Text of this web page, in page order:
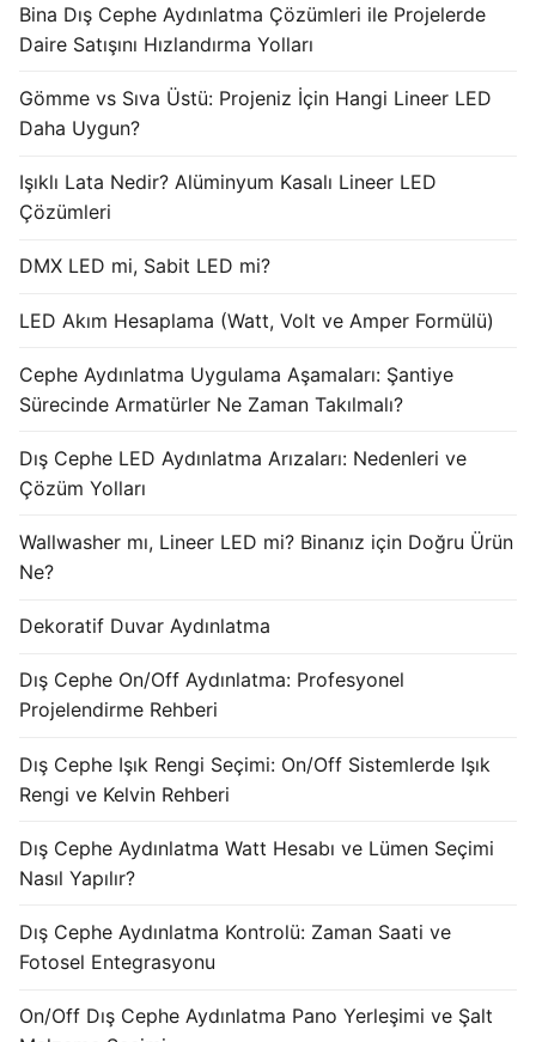
DMX Kontrol Sistemleri
LED Güç Kaynakları
Dış Mekan LED Driver
Cephe Animasyon DOTLED Serisi
Cephe Animasyon WallWasher Serisi
İLETİŞİM & SİPARİŞ
Turkish
Russian
French
Bina Dış Cephe Aydınlatma Çözümleri ile Projelerde
Daire Satışını Hızlandırma Yolları
Gömme vs Sıva Üstü: Projeniz İçin Hangi Lineer LED
Daha Uygun?
Işıklı Lata Nedir? Alüminyum Kasalı Lineer LED
Çözümleri
DMX LED mi, Sabit LED mi?
LED Akım Hesaplama (Watt, Volt ve Amper Formülü)
Cephe Aydınlatma Uygulama Aşamaları: Şantiye
Sürecinde Armatürler Ne Zaman Takılmalı?
Dış Cephe LED Aydınlatma Arızaları: Nedenleri ve
Çözüm Yolları
Wallwasher mı, Lineer LED mi? Binanız için Doğru Ürün
Ne?
Dekoratif Duvar Aydınlatma
Dış Cephe On/Off Aydınlatma: Profesyonel
Projelendirme Rehberi
Dış Cephe Işık Rengi Seçimi: On/Off Sistemlerde Işık
Rengi ve Kelvin Rehberi
Dış Cephe Aydınlatma Watt Hesabı ve Lümen Seçimi
Nasıl Yapılır?
Dış Cephe Aydınlatma Kontrolü: Zaman Saati ve
Fotosel Entegrasyonu
On/Off Dış Cephe Aydınlatma Pano Yerleşimi ve Şalt